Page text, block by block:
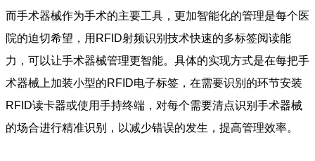
而手术器械作为手术的主要工具，更加智能化的管理是每个医
院的迫切希望，用RFID射频识别技术快速的多标签阅读能
力，可以让手术器械管理更智能。具体的实现方式是在每把手
术器械上加装小型的RFID电子标签，在需要识别的环节安装
RFID读卡器或使用手持终端，对每个需要清点识别手术器械
的场合进行精准识别，以减少错误的发生，提高管理效率。